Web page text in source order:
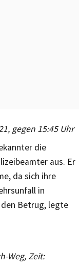
gegen 15:45 Uhr
die
aus. Er
da sich ihre
in
den Betrug, legte
Weg, Zeit: